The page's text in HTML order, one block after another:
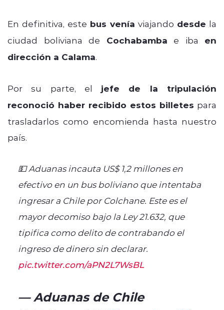
En definitiva, este bus venía viajando desde la
ciudad boliviana de Cochabamba e iba en
dirección a Calama.
Por su parte, el jefe de la tripulación
reconoció haber recibido estos billetes para
trasladarlos como encomienda hasta nuestro
país.
💵 Aduanas incauta US$ 1,2 millones en
efectivo en un bus boliviano que intentaba
ingresar a Chile por Colchane. Este es el
mayor decomiso bajo la Ley 21.632, que
tipifica como delito de contrabando el
ingreso de dinero sin declarar.
pic.twitter.com/aPN2L7WsBL
— Aduanas de Chile